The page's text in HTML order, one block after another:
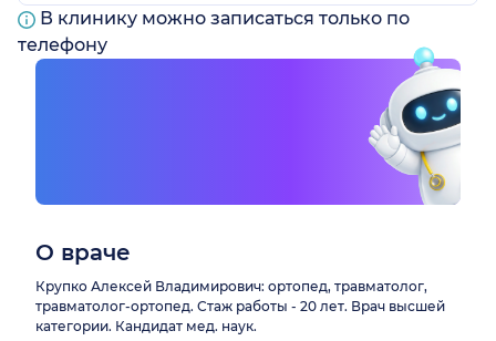
В клинику можно записаться только по
телефону
О враче
Крупко Алексей Владимирович: ортопед, травматолог,
травматолог-ортопед. Стаж работы - 20 лет. Врач высшей
категории. Кандидат мед. наук.